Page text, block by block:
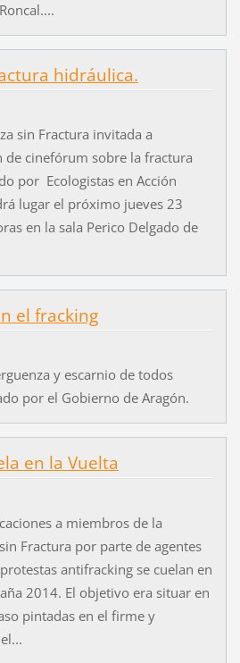
hidráulica.
sin Fractura invitada a
de cinefórum sobre la fractura
por Ecologistas en Acción
lugar el próximo jueves 23
en la sala Perico Delgado de
el fracking
y escarnio de todos
por el Gobierno de Aragón.
en la Vuelta
a miembros de la
Fractura por parte de agentes
antifracking se cuelan en
2014. El objetivo era situar en
pintadas en el firme y